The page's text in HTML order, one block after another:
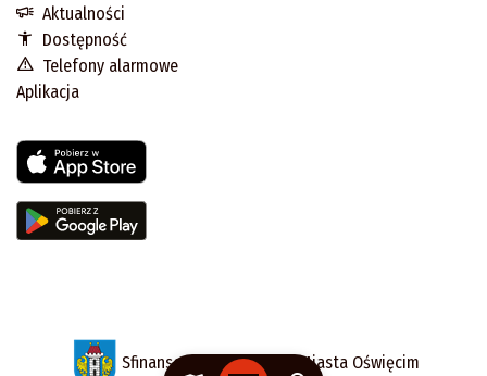
Aktualności
Dostępność
Telefony alarmowe
Aplikacja
Sfinansowano z budżetu Miasta Oświęcim